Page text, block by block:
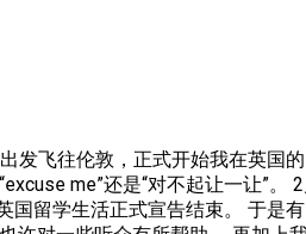
飞往伦敦，正式开始我在英国
me”还是“对不起让一让”
留学生活正式宣告结束。 于是